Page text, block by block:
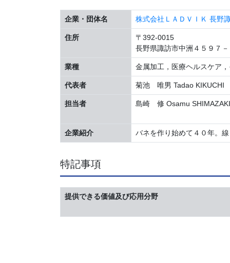
企業・団体名 株式会社ＬＡＤＶＩＫ 長野
住所
〒392-0015
長野県諏訪市中洲４５９７
業種 金属加工，医療ヘルスケア
代表者 菊池 唯男 Tadao KIKUCHI
担当者 島崎 修 Osamu SHIMAZAKI
企業紹介 バネを作り始めて４０年。
特記事項
提供できる価値及び応用分野